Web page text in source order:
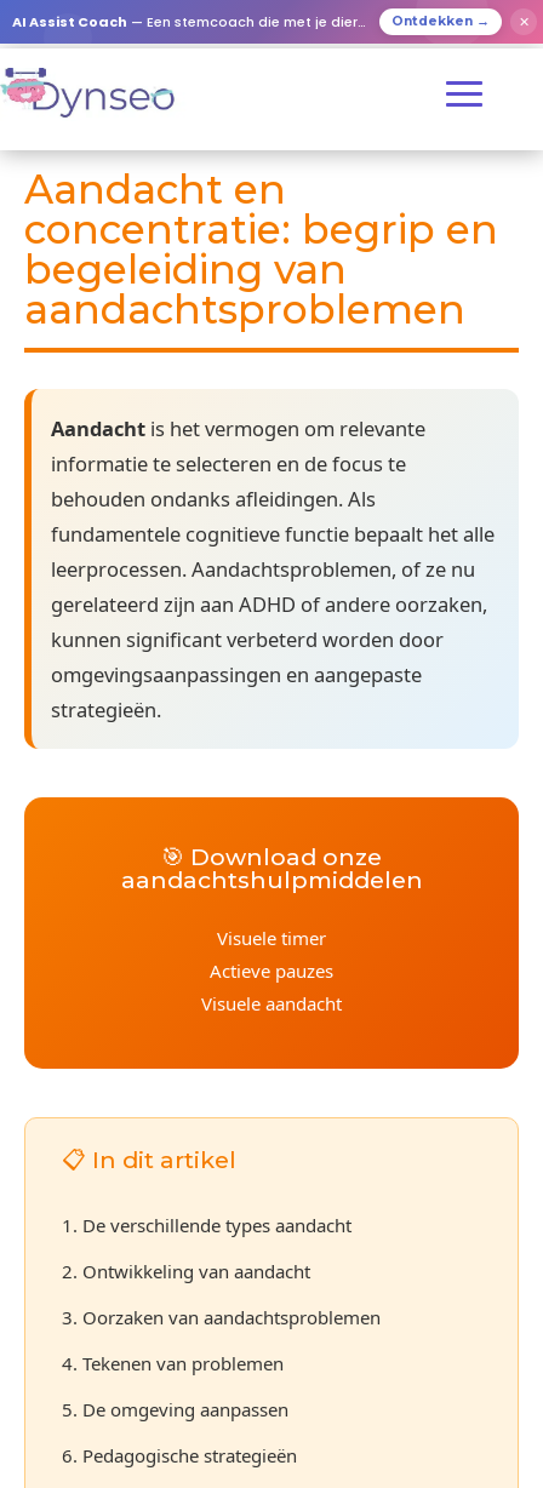
AI Assist Coach — Een stemcoach die met je dierbaren speelt Ontdekken → ✕
Aandacht en
concentratie: begrip en
begeleiding van
aandachtsproblemen
Aandacht is het vermogen om relevante
informatie te selecteren en de focus te
behouden ondanks afleidingen. Als
fundamentele cognitieve functie bepaalt het alle
leerprocessen. Aandachtsproblemen, of ze nu
gerelateerd zijn aan ADHD of andere oorzaken,
kunnen significant verbeterd worden door
omgevingsaanpassingen en aangepaste
strategieën.
🎯 Download onze
aandachtshulpmiddelen
Visuele timer
Actieve pauzes
Visuele aandacht
📋 In dit artikel
1. De verschillende types aandacht
2. Ontwikkeling van aandacht
3. Oorzaken van aandachtsproblemen
4. Tekenen van problemen
5. De omgeving aanpassen
6. Pedagogische strategieën